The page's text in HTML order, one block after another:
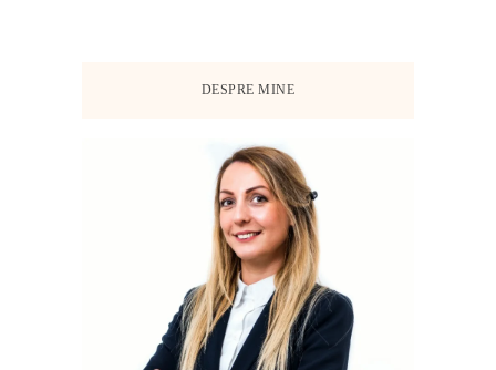
DESPRE MINE